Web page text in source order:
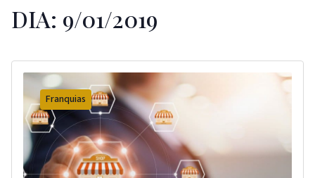
DIA: 9/01/2019
Franquias